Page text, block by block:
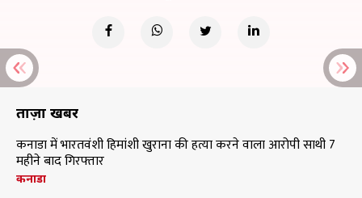
ताज़ा खबरें
कनाडा में भारतवंशी हिमांशी खुराना की हत्या करने वाला आरोपी साथी 7
महीने बाद गिरफ्तार
कनाडा